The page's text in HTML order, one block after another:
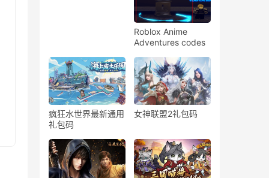
Roblox Anime
Adventures codes
疯狂水世界最新通用
礼包码
女神联盟2礼包码